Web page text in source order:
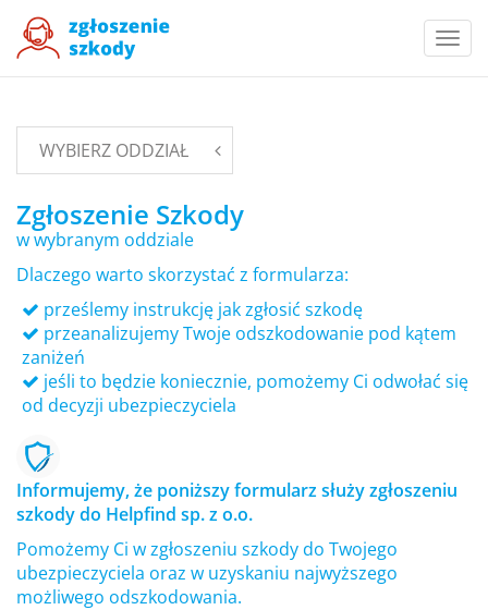
WYBIERZ ODDZIAŁ
Zgłoszenie Szkody
w wybranym oddziale
Dlaczego warto skorzystać z formularza:
prześlemy instrukcję jak zgłosić szkodę
przeanalizujemy Twoje odszkodowanie pod kątem
zaniżeń
jeśli to będzie koniecznie, pomożemy Ci odwołać się
od decyzji ubezpieczyciela
Informujemy, że poniższy formularz służy zgłoszeniu
szkody do Helpfind sp. z o.o.
Pomożemy Ci w zgłoszeniu szkody do Twojego
ubezpieczyciela oraz w uzyskaniu najwyższego
możliwego odszkodowania.